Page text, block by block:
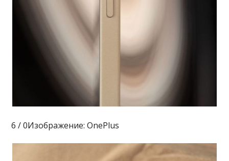
6 / 0Изображение: OnePlus